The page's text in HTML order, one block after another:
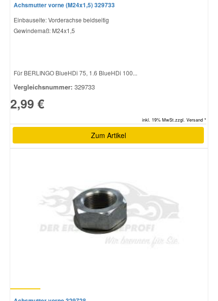
Achsmutter vorne (M24x1,5) 329733
Einbauseite: Vorderachse beidseitig
Gewindemaß: M24x1,5
Für BERLINGO BlueHDi 75, 1.6 BlueHDi 100...
Vergleichsnummer: 329733
2,99 €
inkl. 19% MwSt.zzgl. Versand *
Zum Artikel